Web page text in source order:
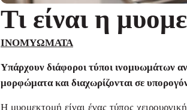
Τι είναι η
ΙΝΟΜΥΩΜΑΤΑ
Υπάρχουν διάφοροι τύποι ινομυωμάτων
μορφώματα και διαχωρίζονται σε
Η μυομεκτομή είναι ένας τύπος